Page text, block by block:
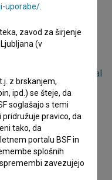
dokumentarni
Juvan
Unikal
uporabe/
zavod za širjenje
(v
z brskanjem,
ipd.) se šteje, da
soglašajo s temi
pravico, da
tako, da
portalu BSF in
splošnih
zavezujejo